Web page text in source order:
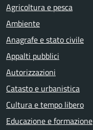
Agricoltura e pesca
Ambiente
Anagrafe e stato civile
Appalti pubblici
Autorizzazioni
Catasto e urbanistica
Cultura e tempo libero
Educazione e formazione